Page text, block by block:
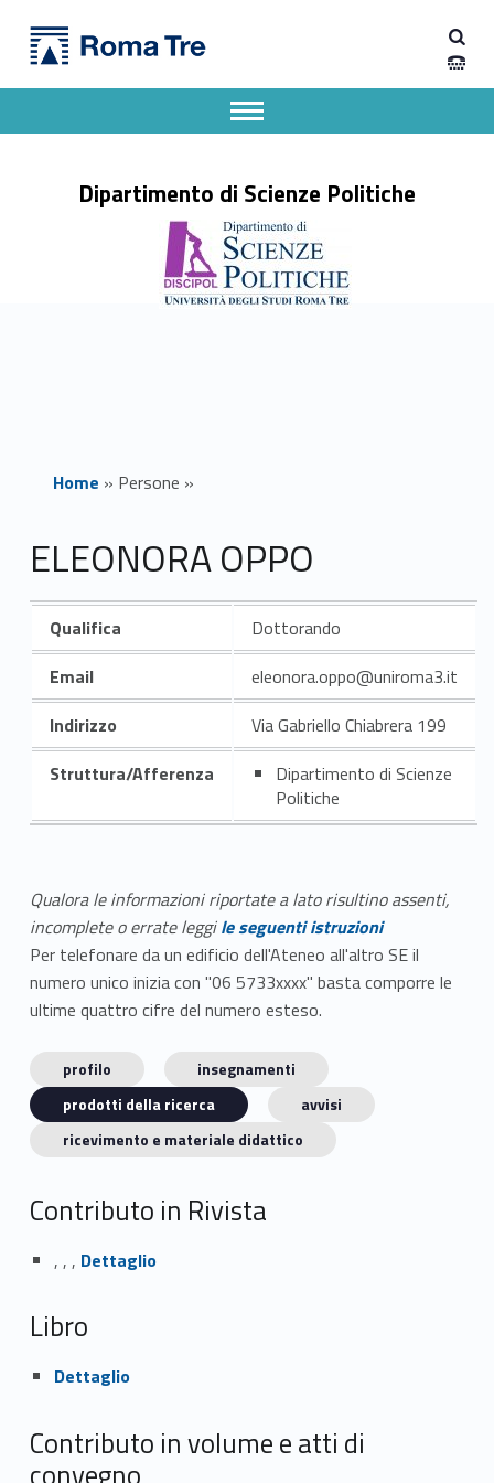
ELEONORA OPPO ricerca - Dipartimento di Scienze Politiche
Dipartimento di Scienze Politiche
Apri il menu secondario
Header info sidebar
Home » Persone »
ELEONORA OPPO
Qualifica
Dottorando
Email
eleonora.oppo@uniroma3.it
Indirizzo
Via Gabriello Chiabrera 199
Struttura/Afferenza
Dipartimento di Scienze
Politiche
Qualora le informazioni riportate a lato risultino assenti,
incomplete o errate leggile seguenti istruzioni
Per telefonare da un edificio dell'Ateneo all'altro SE il
numero unico inizia con "06 5733xxxx" basta comporre le
ultime quattro cifre del numero esteso.
profilo
insegnamenti
prodotti della ricerca
avvisi
ricevimento e materiale didattico
Contributo in Rivista
, , , Link identifier #identifier_person_195980-1
Dettaglio
Libro
Link identifier #identifier_person_175348-2
Dettaglio
Contributo in volume e atti di